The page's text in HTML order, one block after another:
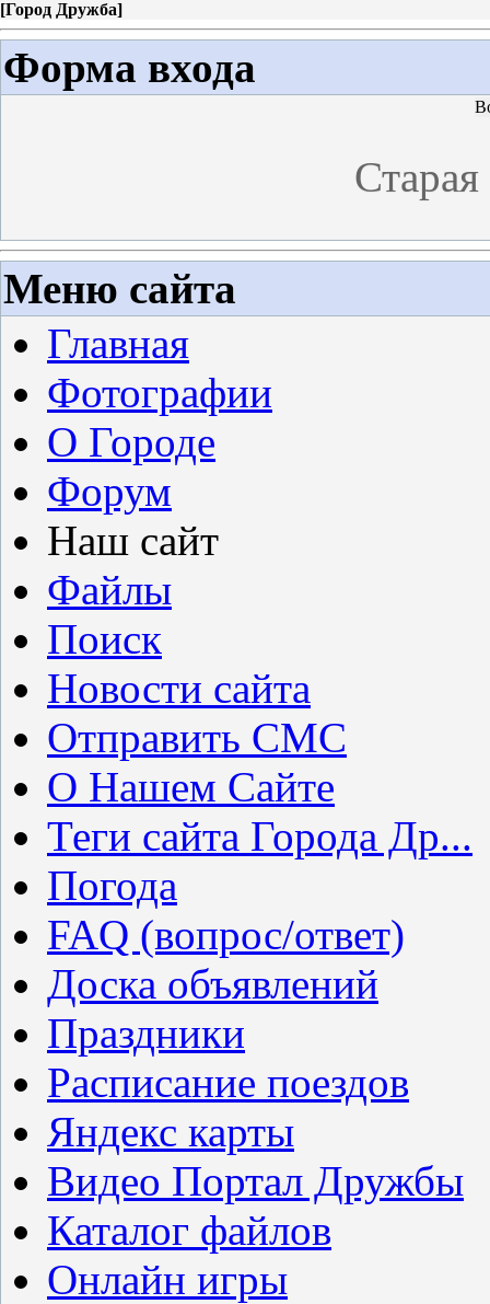
[Город Дружба]
Форма входа
Меню сайта
Главная
Фотографии
О Городе
Форум
Наш сайт
Файлы
Поиск
Новости сайта
Отправить СМС
О Нашем Сайте
Теги сайта Города Др...
Погода
FAQ (вопрос/ответ)
Доска объявлений
Праздники
Расписание поездов
Яндекс карты
Видео Портал Дружбы
Каталог файлов
Онлайн игры